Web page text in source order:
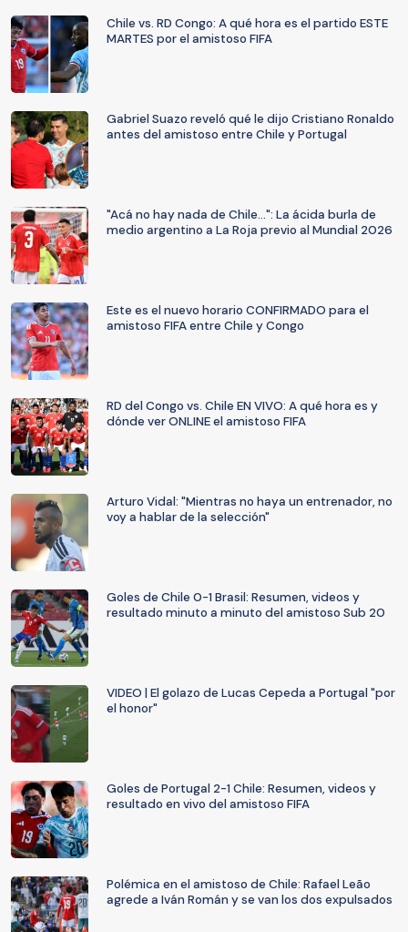
Chile vs. RD Congo: A qué hora es el partido ESTE
MARTES por el amistoso FIFA
Gabriel Suazo reveló qué le dijo Cristiano Ronaldo
antes del amistoso entre Chile y Portugal
"Acá no hay nada de Chile...": La ácida burla de
medio argentino a La Roja previo al Mundial 2026
Este es el nuevo horario CONFIRMADO para el
amistoso FIFA entre Chile y Congo
RD del Congo vs. Chile EN VIVO: A qué hora es y
dónde ver ONLINE el amistoso FIFA
Arturo Vidal: "Mientras no haya un entrenador, no
voy a hablar de la selección"
Goles de Chile 0-1 Brasil: Resumen, videos y
resultado minuto a minuto del amistoso Sub 20
VIDEO | El golazo de Lucas Cepeda a Portugal "por
el honor"
Goles de Portugal 2-1 Chile: Resumen, videos y
resultado en vivo del amistoso FIFA
Polémica en el amistoso de Chile: Rafael Leão
agrede a Iván Román y se van los dos expulsados